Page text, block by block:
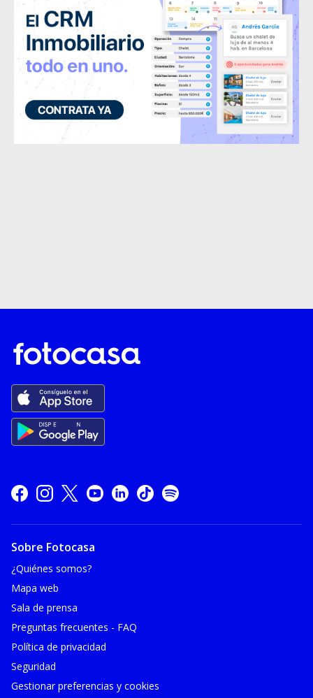
Sobre Fotocasa
¿Quiénes somos?
Mapa web
Sala de prensa
Preguntas frecuentes - FAQ
Política de privacidad
Seguridad
Gestionar preferencias y cookies